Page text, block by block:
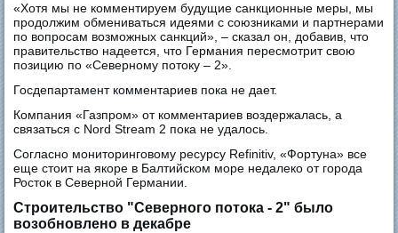
«Хотя мы не комментируем будущие санкционные меры, мы
продолжим обмениваться идеями с союзниками и партнерами
по вопросам возможных санкций», – сказал он, добавив, что
правительство надеется, что Германия пересмотрит свою
позицию по «Северному потоку – 2».
Госдепартамент комментариев пока не дает.
Компания «Газпром» от комментариев воздержалась, а
связаться с Nord Stream 2 пока не удалось.
Согласно мониторинговому ресурсу Refinitiv, «Фортуна» все
еще стоит на якоре в Балтийском море недалеко от города
Росток в Северной Германии.
Строительство "Северного потока - 2" было
возобновлено в декабре